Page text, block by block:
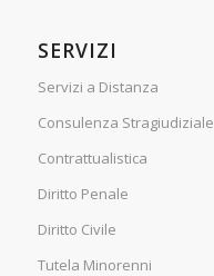
SERVIZI
Servizi a Distanza
Consulenza Stragiudiziale
Contrattualistica
Diritto Penale
Diritto Civile
Tutela Minorenni